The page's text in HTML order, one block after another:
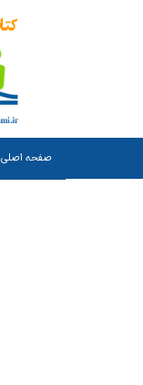
صفحه اصلی